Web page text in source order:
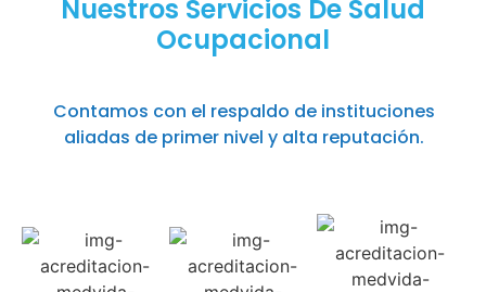
Nuestros Servicios De Salud
Ocupacional
Contamos con el respaldo de instituciones
aliadas de primer nivel y alta reputación.